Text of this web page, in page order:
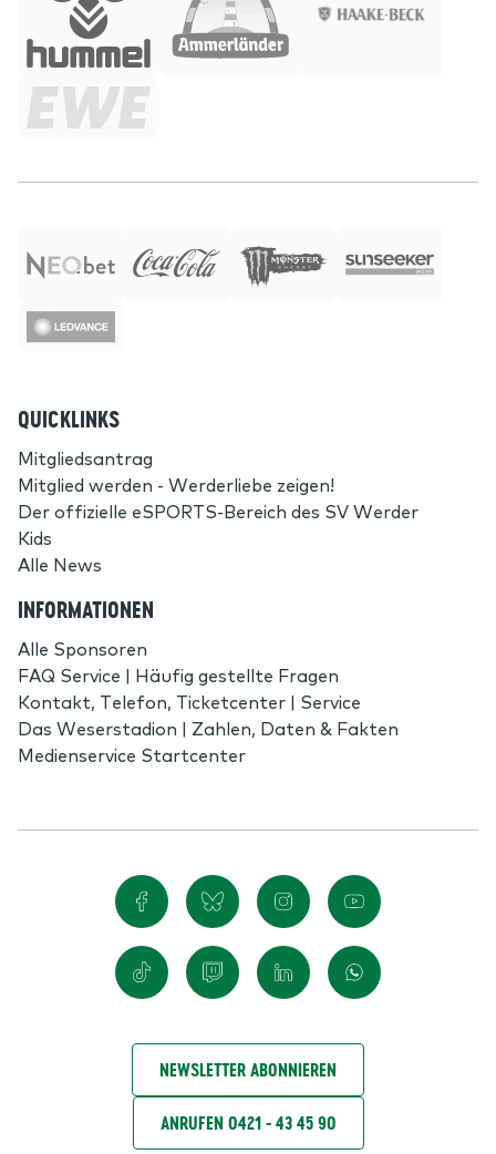
QUICKLINKS
Mitgliedsantrag
Mitglied werden - Werderliebe zeigen!
Der offizielle eSPORTS-Bereich des SV Werder
Kids
Alle News
INFORMATIONEN
Alle Sponsoren
FAQ Service | Häufig gestellte Fragen
Kontakt, Telefon, Ticketcenter | Service
Das Weserstadion | Zahlen, Daten & Fakten
Medienservice Startcenter
NEWSLETTER ABONNIEREN
ANRUFEN 0421 - 43 45 90